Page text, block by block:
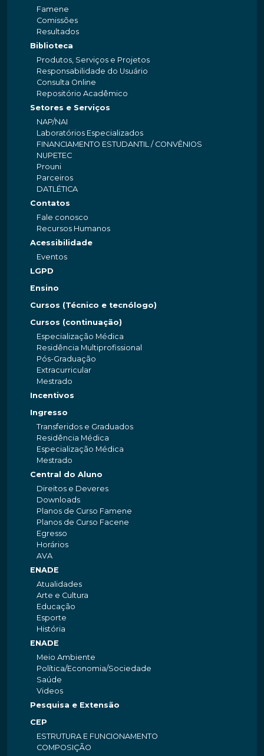
Famene
Comissões
Resultados
Biblioteca
Produtos, Serviços e Projetos
Responsabilidade do Usuário
Consulta Online
Repositório Acadêmico
Setores e Serviços
NAP/NAI
Laboratórios Especializados
FINANCIAMENTO ESTUDANTIL / CONVÊNIOS
NUPETEC
Prouni
Parceiros
DATLÉTICA
Contatos
Fale conosco
Recursos Humanos
Acessibilidade
Eventos
LGPD
Ensino
Cursos (Técnico e tecnólogo)
Cursos (continuação)
Especialização Médica
Residência Multiprofissional
Pós-Graduação
Extracurricular
Mestrado
Incentivos
Ingresso
Transferidos e Graduados
Residência Médica
Especialização Médica
Mestrado
Central do Aluno
Direitos e Deveres
Downloads
Planos de Curso Famene
Planos de Curso Facene
Egresso
Horários
AVA
ENADE
Atualidades
Arte e Cultura
Educação
Esporte
História
ENADE
Meio Ambiente
Política/Economia/Sociedade
Saúde
Videos
Pesquisa e Extensão
CEP
ESTRUTURA E FUNCIONAMENTO
COMPOSIÇÃO